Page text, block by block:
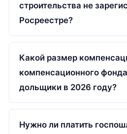
строительства не
Росреестре?
Какой размер
компенсационного
дольщики в 2026 году?
Нужно ли платить